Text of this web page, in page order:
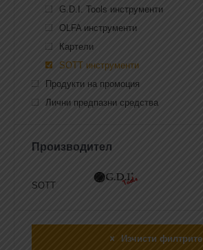
G.D.I. Tools инструменти
OLFA инструменти
Картели
SOTT инструменти
Продукти на промоция
Лични предпазни средства
Производител
SOTT
Изчисти филтрите